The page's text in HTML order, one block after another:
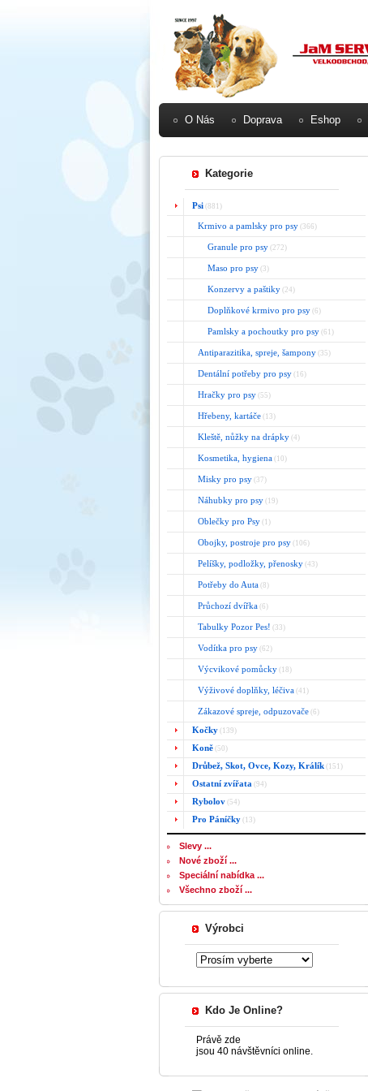
O Nás Doprava Eshop
Kategorie
Psi (881)
Krmivo a pamlsky pro psy (366)
Granule pro psy (272)
Maso pro psy (3)
Konzervy a paštiky (24)
Doplňkové krmivo pro psy (6)
Pamlsky a pochoutky pro psy (61)
Antiparazitika, spreje, šampony (35)
Dentální potřeby pro psy (16)
Hračky pro psy (55)
Hřebeny, kartáče (13)
Kleště, nůžky na drápky (4)
Kosmetika, hygiena (10)
Misky pro psy (37)
Náhubky pro psy (19)
Oblečky pro Psy (1)
Obojky, postroje pro psy (106)
Pelíšky, podložky, přenosky (43)
Potřeby do Auta (8)
Průchozí dvířka (6)
Tabulky Pozor Pes! (33)
Vodítka pro psy (62)
Výcvikové pomůcky (18)
Výživové doplňky, léčiva (41)
Zákazové spreje, odpuzovače (6)
Kočky (139)
Koně (50)
Drůbež, Skot, Ovce, Kozy, Králík (151)
Ostatní zvířata (94)
Rybolov (54)
Pro Páníčky (13)
Slevy ...
Nové zboží ...
Speciální nabídka ...
Všechno zboží ...
Výrobci
Kdo Je Online?
Právě zde
jsou 40 návštěvníci online.